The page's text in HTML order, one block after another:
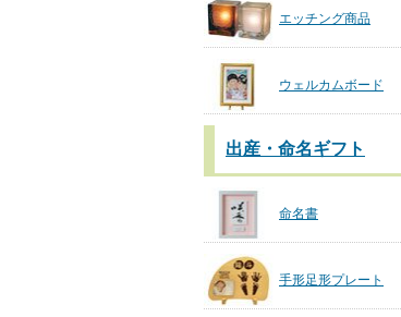
エッチング商品
ウェルカムボード
出産・命名ギフト
命名書
手形足形プレート